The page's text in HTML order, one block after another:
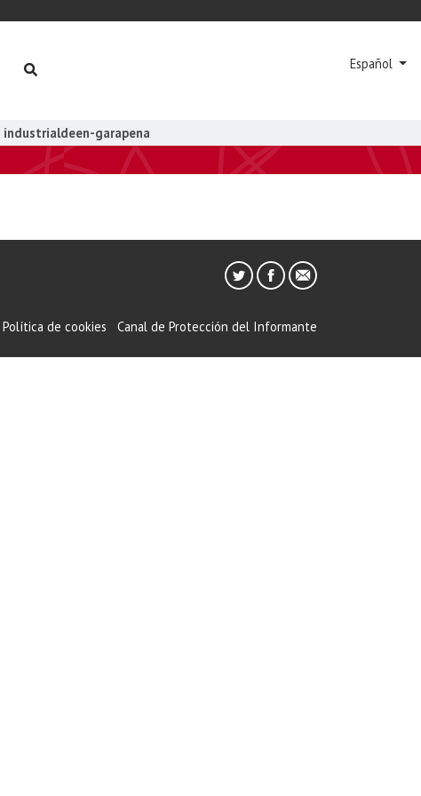
Español
industrialdeen-garapena
Política de cookies Canal de Protección del Informante